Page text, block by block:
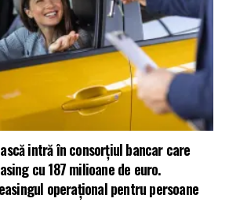
intră în consorțiul bancar care
cu 187 milioane de euro.
operațional pentru persoane